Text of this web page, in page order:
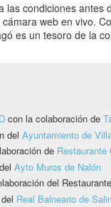
las condiciones antes
web en vivo.
es un tesoro de la
con la colaboración de
del Ayuntamiento de
de
Ayto Muros de Nalón
del
Real Balneario de